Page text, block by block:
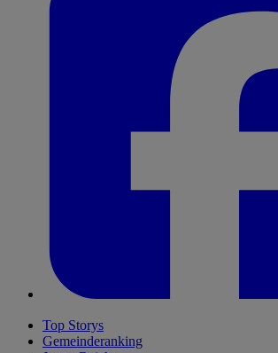
Top Storys
Gemeinderanking